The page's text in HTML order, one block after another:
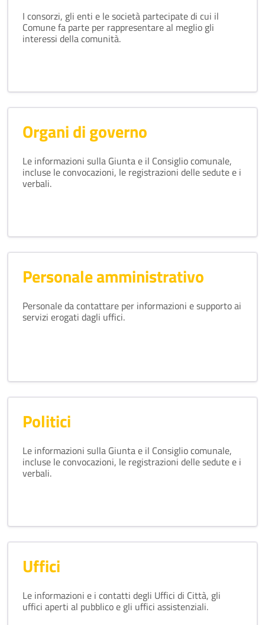
I consorzi, gli enti e le società partecipate di cui il
Comune fa parte per rappresentare al meglio gli
interessi della comunità.
Organi di governo
Le informazioni sulla Giunta e il Consiglio comunale,
incluse le convocazioni, le registrazioni delle sedute e i
verbali.
Personale amministrativo
Personale da contattare per informazioni e supporto ai
servizi erogati dagli uffici.
Politici
Le informazioni sulla Giunta e il Consiglio comunale,
incluse le convocazioni, le registrazioni delle sedute e i
verbali.
Uffici
Le informazioni e i contatti degli Uffici di Città, gli
uffici aperti al pubblico e gli uffici assistenziali.